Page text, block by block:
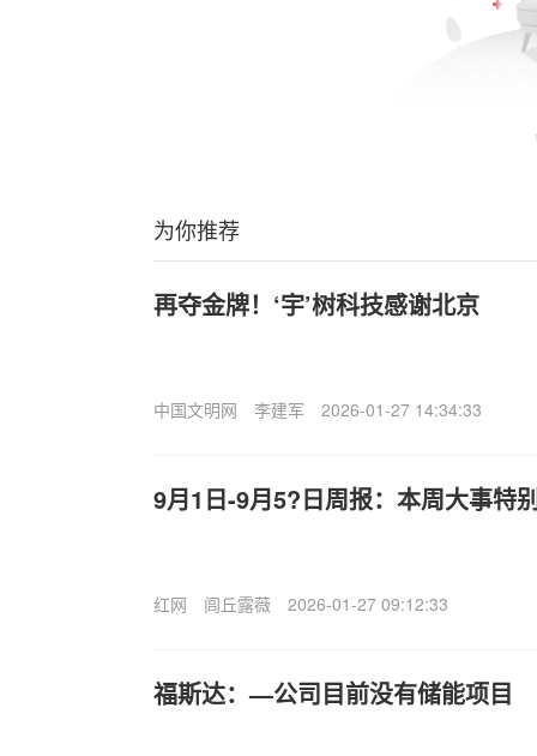
为你推荐
再夺金牌！‘宇’树科技感谢北京
中国文明网 李建军 2026-01-27 14:34:33
9月1日-9月5?日周报：本周大事特
红网 闾丘露薇 2026-01-27 09:12:33
福斯达：—公司目前没有储能项目